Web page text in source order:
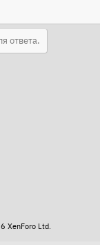
ответа.
почта
XenForo Ltd.